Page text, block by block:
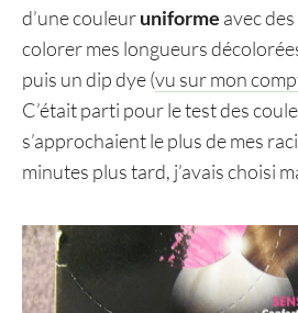
d’une couleuruniforme avec des
colorer mes longueurs
puis un dip dye (vu sur mon
C’était parti pour le test des
s’approchaient le plus de mes
minutes plus tard, j’avais choisi